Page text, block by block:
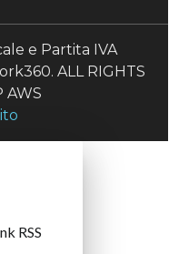
e Partita IVA
ALL RIGHTS
AWS
RSS